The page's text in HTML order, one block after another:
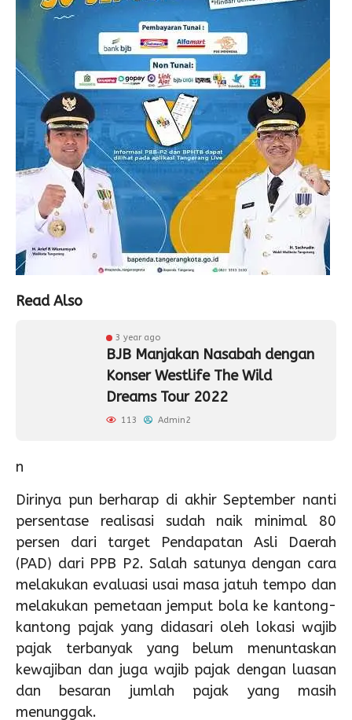
Read Also
3 year ago
BJB Manjakan Nasabah dengan
Konser Westlife The Wild
Dreams Tour 2022
113 Admin2
n
Dirinya pun berharap di akhir September nanti
persentase realisasi sudah naik minimal 80
persen dari target Pendapatan Asli Daerah
(PAD) dari PPB P2. Salah satunya dengan cara
melakukan evaluasi usai masa jatuh tempo dan
melakukan pemetaan jemput bola ke kantong-
kantong pajak yang didasari oleh lokasi wajib
pajak terbanyak yang belum menuntaskan
kewajiban dan juga wajib pajak dengan luasan
dan besaran jumlah pajak yang masih
menunggak.